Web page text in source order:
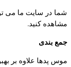
شما در سایت ما می
مشاهده کنید.
جمع بندی
موس پدها علاوه بر